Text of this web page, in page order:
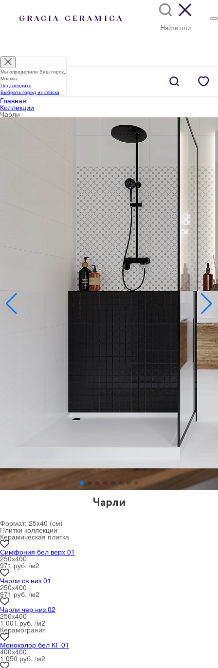
Главная
Коллекции
Чарли
Чарли
Формат: 25x40 (см)
Плитки коллекции
Керамическая плитка
Симфония бел верх 01
250х400
971 руб. /м2
Чарли св низ 01
250х400
971 руб. /м2
Чарли чер низ 02
250х400
1 001 руб. /м2
Керамогранит
Моноколор бел КГ 01
400х400
1 050 руб. /м2
Мы определили Ваш город:
Москва
Подтвердить
Выбрать город из списка